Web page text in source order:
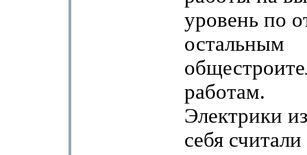
уровень по
остальным
работам.
Электрики
себя